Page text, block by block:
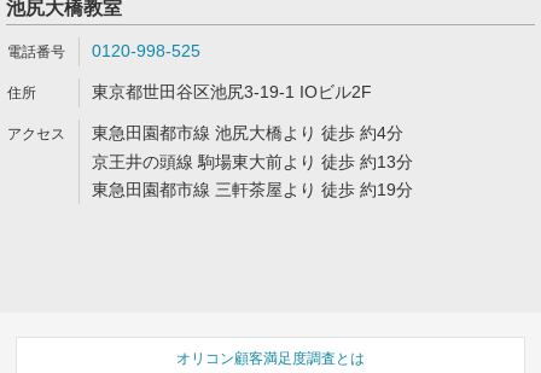
池尻大橋教室
0120-998-525
東京都世田谷区池尻3-19-1 IOビル2F
東急田園都市線 池尻大橋より 徒歩 約4分
京王井の頭線 駒場東大前より 徒歩 約13分
東急田園都市線 三軒茶屋より 徒歩 約19分
オリコン顧客満足度調査とは